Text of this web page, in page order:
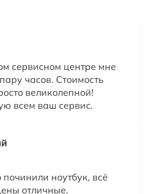
сервисном центре мне
часов. Стоимость
великолепной!
всем ваш сервис.
ноутбук, всё
отличные.